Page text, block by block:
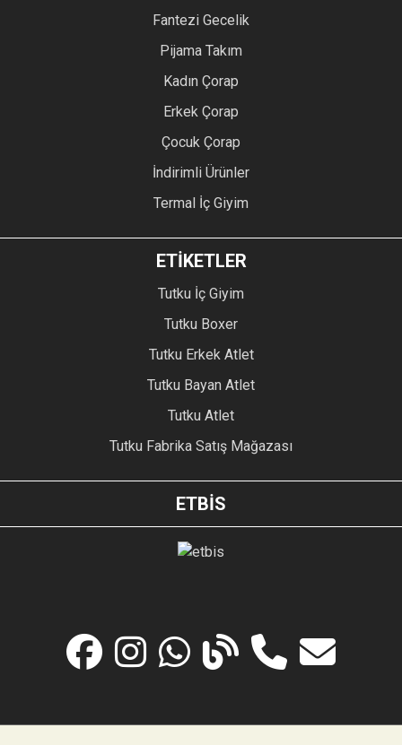
Fantezi Gecelik
Pijama Takım
Kadın Çorap
Erkek Çorap
Çocuk Çorap
İndirimli Ürünler
Termal İç Giyim
ETİKETLER
Tutku İç Giyim
Tutku Boxer
Tutku Erkek Atlet
Tutku Bayan Atlet
Tutku Atlet
Tutku Fabrika Satış Mağazası
ETBİS